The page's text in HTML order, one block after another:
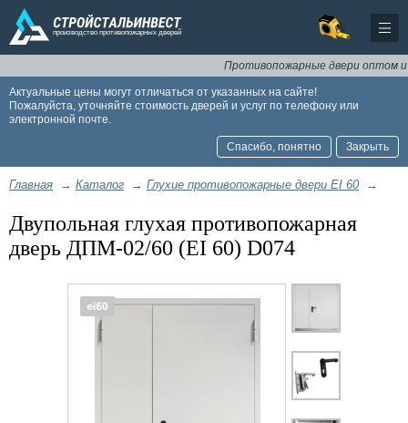
Противопожарные двери оптом и в
Актуальные цены могут отличаться от указанных на сайте!
Пожалуйста, уточняйте стоимость дверей и услуг по телефону или
электронной почте.
Спасибо, понятно Закрыть
Главная → Каталог → Глухие противопожарные двери EI 60 →
Двупольная глухая противопожарная
дверь ДПМ-02/60 (EI 60) D074